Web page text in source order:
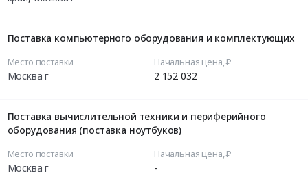
Поставка компьютерного оборудования и комплектующих
Место поставки
Москва г
Начальная цена, ₽
2 152 032
Поставка вычислительной техники и периферийного
оборудования (поставка ноутбуков)
Место поставки
Москва г
Начальная цена, ₽
-